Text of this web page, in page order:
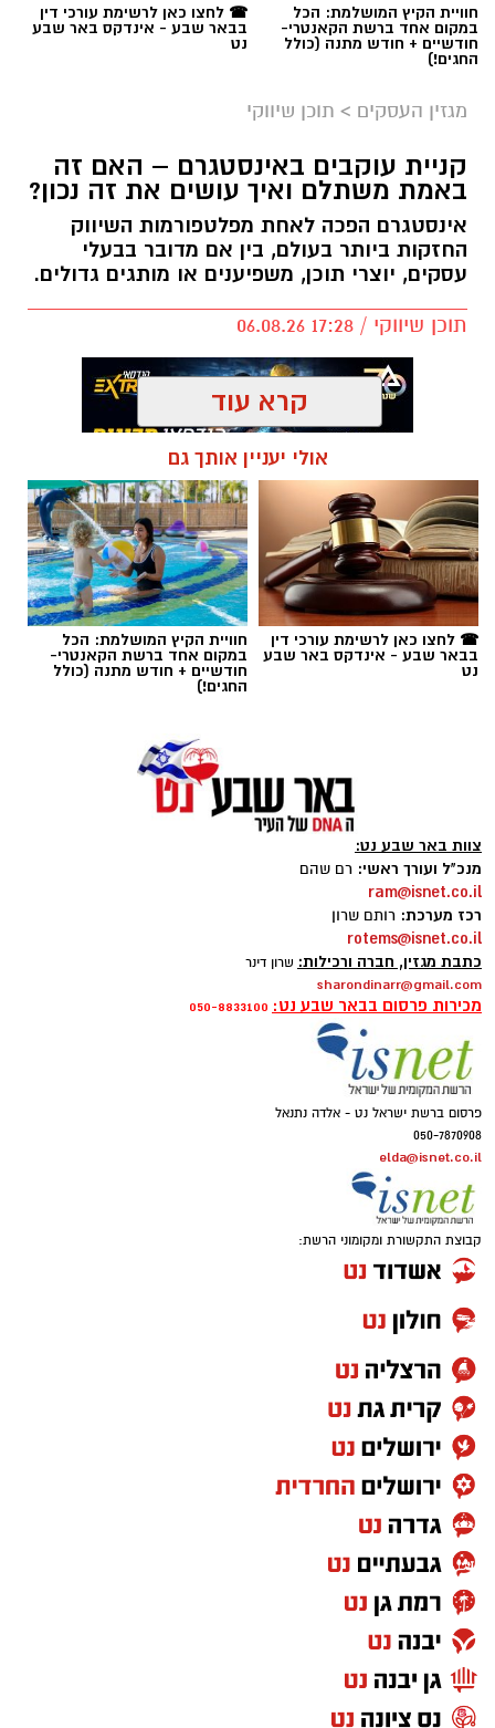
חוויית הקיץ המושלמת: הכל
במקום אחד ברשת הקאנטרי-
חודשיים + חודש מתנה (כולל
החגים!)
☎ לחצו כאן לרשימת עורכי דין
בבאר שבע - אינדקס באר שבע
נט
מגזין העסקים > תוכן שיווקי
קניית עוקבים באינסטגרם – האם זה
באמת משתלם ואיך עושים את זה נכון?
אינסטגרם הפכה לאחת מפלטפורמות השיווק
החזקות ביותר בעולם, בין אם מדובר בבעלי
עסקים, יוצרי תוכן, משפיענים או מותגים גדולים.
תוכן שיווקי / 17:28 06.08.26
תגים: קניית עוקבים באינסטגרם
magnific
אחד הדברים הראשונים שכל גולש בודק כשהוא
נכנס לפרופיל הוא מספר העוקבים. לכן, לא מעט
אנשים מחפשים פתרונות שיסייעו להם להגדיל את
החשבון במהירות, כאשר אחת האפשרויות
הפופולריות היאקניית עוקבים באינסטגרם
אבל האם מדובר במהלך חכם? האם הוא באמת
יכול לעזור לצמיחת החשבון, ומה חשוב לבדוק לפני
שבוחרים שירות כזה? במאמר הזה תמצאו את כל
המידע החשוב, היתרונות, החסרונות והטיפים
שיעזרו לכם לקבל החלטה נכונה
קניית עוקבים באינסטגרם היא שירות המאפשר
להגדיל את מספר העוקבים בפרופיל באמצעות
רכישת חבילות עוקבים מספקים שונים. כיום קיימים
קרא עוד
אולי יעניין אותך גם
☎ לחצו כאן לרשימת עורכי דין
בבאר שבע - אינדקס באר שבע
נט
חוויית הקיץ המושלמת: הכל
במקום אחד ברשת הקאנטרי-
חודשיים + חודש מתנה (כולל
החגים!)
צוות באר שבע נט:
מנכ"ל ועורך ראשי: רם שהם
ram@isnet.co.il
רכז מערכת: רותם שרון
rotems@isnet.co.il
כתבת מגזין, חברה ורכילות: שרון דינר
sharondinarr@gmail.com
מכירות פרסום בבאר שבע נט: 050-8833100
פרסום ברשת ישראל נט - אלדה נתנאל
050-7870908
elda@isnet.co.il
קבוצת התקשורת ומקומוני הרשת: